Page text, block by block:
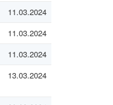
11.03.2024
11.03.2024
11.03.2024
13.03.2024